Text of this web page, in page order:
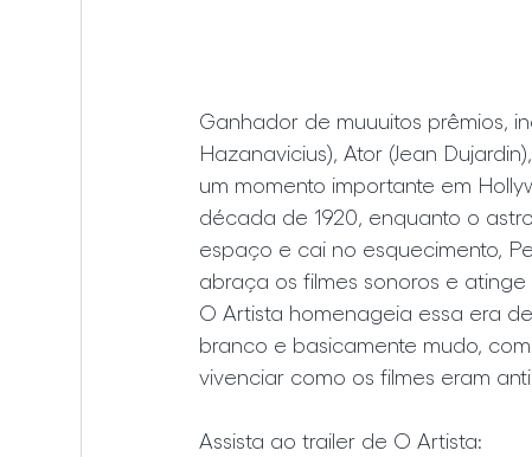
Ganhador de muuuitos prêmios,
Hazanavicius), Ator (Jean
um momento importante em
década de 1920, enquanto o
espaço e cai no esquecimento,
abraça os filmes sonoros e atinge
O Artista homenageia essa era
branco e basicamente mudo,
vivenciar como os filmes eram
Assista ao trailer de O Artista: